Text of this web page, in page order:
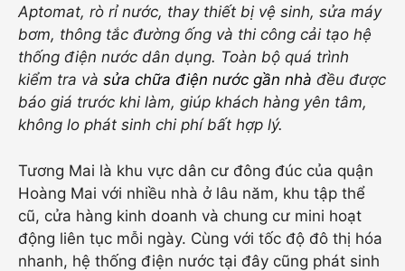
Aptomat, rò rỉ nước, thay thiết bị vệ sinh, sửa máy
bơm, thông tắc đường ống và thi công cải tạo hệ
thống điện nước dân dụng. Toàn bộ quá trình
kiểm tra và sửa chữa điện nước gần nhà đều được
báo giá trước khi làm, giúp khách hàng yên tâm,
không lo phát sinh chi phí bất hợp lý.
Tương Mai là khu vực dân cư đông đúc của quận
Hoàng Mai với nhiều nhà ở lâu năm, khu tập thể
cũ, cửa hàng kinh doanh và chung cư mini hoạt
động liên tục mỗi ngày. Cùng với tốc độ đô thị hóa
nhanh, hệ thống điện nước tại đây cũng phát sinh